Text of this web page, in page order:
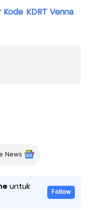
KDRT Venna
News
untuk
Follow